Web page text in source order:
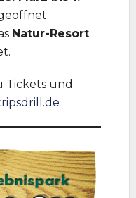
Natur-Resort
Tickets und